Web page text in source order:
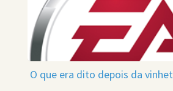
O que era dito depois da